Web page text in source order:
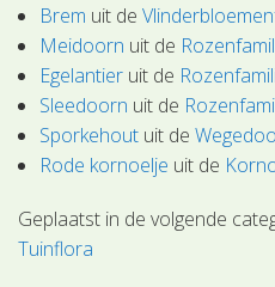
Brem uit de
Meidoorn uit de
Egelantieruit de
Sleedoorn uit de
Sporkehoutuit de
Rode kornoelje uit de
Geplaatst in de volgende
Tuinflora